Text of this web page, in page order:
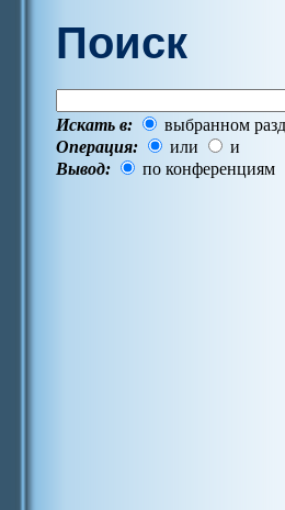
Поиск
Искать в:
выбранном
Операция:
или
и
Вывод:
по конференциям